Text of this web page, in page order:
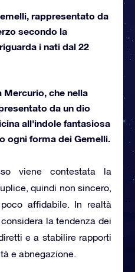
rappresentato da
secondo la
i nati dal 22
Mercurio, che nella
da un dio
all'indole fantasiosa
ogni forma dei Gemelli.
viene contestata la
quindi non sincero,
affidabile. In realtà
la tendenza dei
e a stabilire rapporti
e abnegazione.